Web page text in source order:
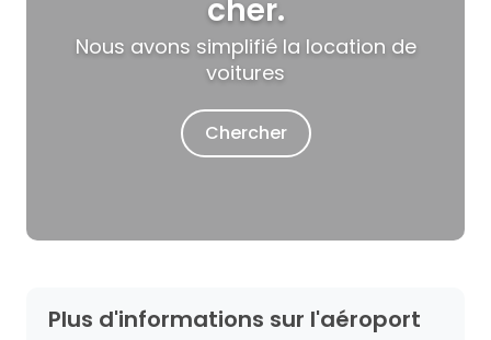
cher.
Nous avons simplifié la location de
voitures
Chercher
Plus d'informations sur l'aéroport